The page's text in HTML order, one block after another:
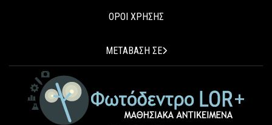
ΟΡΟΙ ΧΡΗΣΗΣ
ΜΕΤΑΒΑΣΗ ΣΕ